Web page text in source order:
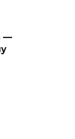
—